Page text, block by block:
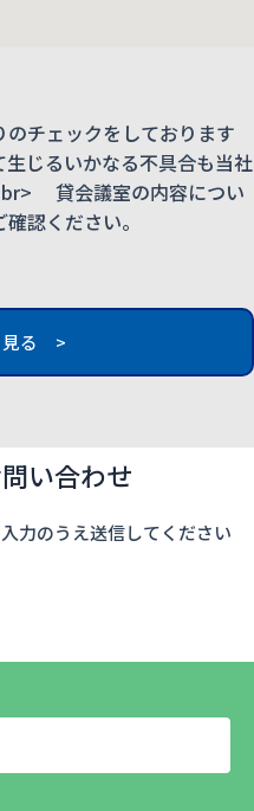
チェックをしております
じるいかなる不具合も当社
貸会議室の内容につい
認ください。
見る >
い合わせ
力のうえ送信してください